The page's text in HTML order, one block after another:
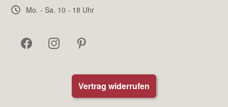
Mo. - Sa. 10 - 18 Uhr
Vertrag widerrufen